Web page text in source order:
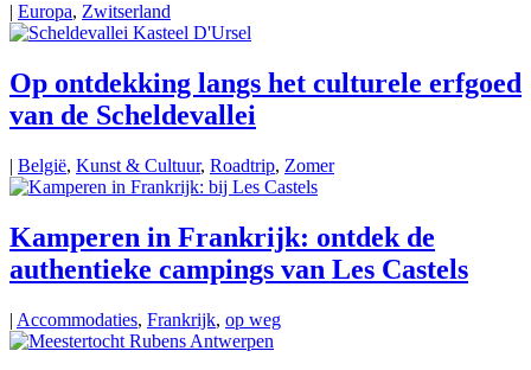
| Europa, Zwitserland
Op ontdekking langs het culturele erfgoed
van de Scheldevallei
| België, Kunst & Cultuur, Roadtrip, Zomer
Kamperen in Frankrijk: ontdek de
authentieke campings van Les Castels
| Accommodaties, Frankrijk, op weg